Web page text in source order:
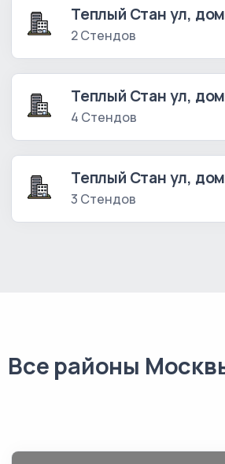
Теплый Стан ул,
2 Стендов
Теплый Стан ул,
4 Стендов
Теплый Стан ул,
3 Стендов
Все районы